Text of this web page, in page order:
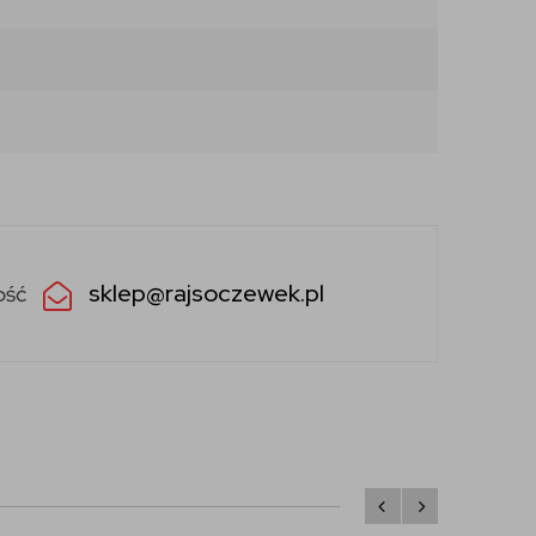
sklep@rajsoczewek.pl